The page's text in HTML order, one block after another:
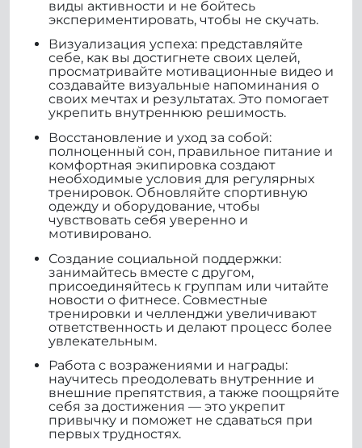
виды активности и не бойтесь
экспериментировать, чтобы не скучать.
Визуализация успеха: представляйте
себе, как вы достигнете своих целей,
просматривайте мотивационные видео и
создавайте визуальные напоминания о
своих мечтах и результатах. Это помогает
укрепить внутреннюю решимость.
Восстановление и уход за собой:
полноценный сон, правильное питание и
комфортная экипировка создают
необходимые условия для регулярных
тренировок. Обновляйте спортивную
одежду и оборудование, чтобы
чувствовать себя уверенно и
мотивировано.
Создание социальной поддержки:
занимайтесь вместе с другом,
присоединяйтесь к группам или читайте
новости о фитнесе. Совместные
тренировки и челленджи увеличивают
ответственность и делают процесс более
увлекательным.
Работа с возражениями и награды:
научитесь преодолевать внутренние и
внешние препятствия, а также поощряйте
себя за достижения — это укрепит
привычку и поможет не сдаваться при
первых трудностях.